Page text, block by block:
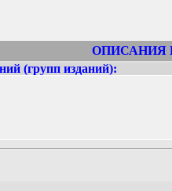
ОПИСАНИЯ
(групп изданий):